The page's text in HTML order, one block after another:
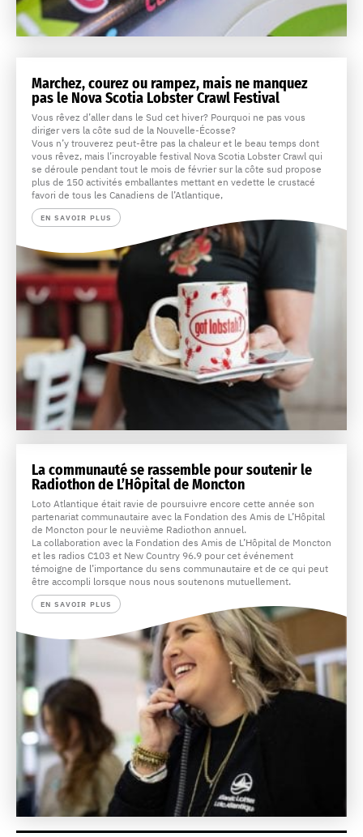
Marchez, courez ou rampez, mais ne manquez
pas le Nova Scotia Lobster Crawl Festival
Vous rêvez d’aller dans le Sud cet hiver? Pourquoi ne pas vous
diriger vers la côte sud de la Nouvelle-Écosse?
Vous n’y trouverez peut-être pas la chaleur et le beau temps dont
vous rêvez, mais l’incroyable festival Nova Scotia Lobster Crawl qui
se déroule pendant tout le mois de février sur la côte sud propose
plus de 150 activités emballantes mettant en vedette le crustacé
favori de tous les Canadiens de l’Atlantique,
EN SAVOIR PLUS
La communauté se rassemble pour soutenir le
Radiothon de L’Hôpital de Moncton
Loto Atlantique était ravie de poursuivre encore cette année son
partenariat communautaire avec la Fondation des Amis de L’Hôpital
de Moncton pour le neuvième Radiothon annuel.
La collaboration avec la Fondation des Amis de L’Hôpital de Moncton
et les radios C103 et New Country 96.9 pour cet événement
témoigne de l’importance du sens communautaire et de ce qui peut
être accompli lorsque nous nous soutenons mutuellement.
EN SAVOIR PLUS